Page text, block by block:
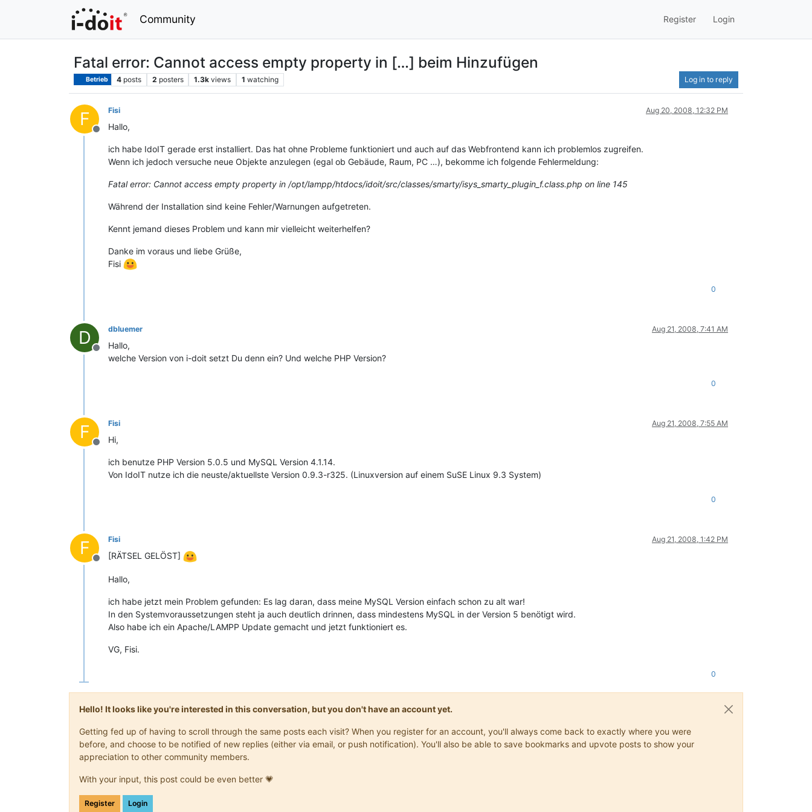
Community Register Login
Fatal error: Cannot access empty property in […] beim Hinzufügen
Betrieb 4 posts 2 posters 1.3k views 1 watching Log in to reply
F
Offline
Fisi Aug 20, 2008, 12:32 PM
Hallo,
ich habe IdoIT gerade erst installiert. Das hat ohne Probleme funktioniert und auch auf das Webfrontend kann ich problemlos zugreifen.
Wenn ich jedoch versuche neue Objekte anzulegen (egal ob Gebäude, Raum, PC …), bekomme ich folgende Fehlermeldung:
Fatal error: Cannot access empty property in /opt/lampp/htdocs/idoit/src/classes/smarty/isys_smarty_plugin_f.class.php on line 145
Während der Installation sind keine Fehler/Warnungen aufgetreten.
Kennt jemand dieses Problem und kann mir vielleicht weiterhelfen?
Danke im voraus und liebe Grüße,
Fisi
0
D
Offline
dbluemer Aug 21, 2008, 7:41 AM
Hallo,
welche Version von i-doit setzt Du denn ein? Und welche PHP Version?
0
F
Offline
Fisi Aug 21, 2008, 7:55 AM
Hi,
ich benutze PHP Version 5.0.5 und MySQL Version 4.1.14.
Von IdoIT nutze ich die neuste/aktuellste Version 0.9.3-r325. (Linuxversion auf einem SuSE Linux 9.3 System)
0
F
Offline
Fisi Aug 21, 2008, 1:42 PM
[RÄTSEL GELÖST]
Hallo,
ich habe jetzt mein Problem gefunden: Es lag daran, dass meine MySQL Version einfach schon zu alt war!
In den Systemvoraussetzungen steht ja auch deutlich drinnen, dass mindestens MySQL in der Version 5 benötigt wird.
Also habe ich ein Apache/LAMPP Update gemacht und jetzt funktioniert es.
VG, Fisi.
0
Hello! It looks like you're interested in this conversation, but you don't have an account yet.
Getting fed up of having to scroll through the same posts each visit? When you register for an account, you'll always come back to exactly where you were
before, and choose to be notified of new replies (either via email, or push notification). You'll also be able to save bookmarks and upvote posts to show your
appreciation to other community members.
With your input, this post could be even better 💗
Register Login